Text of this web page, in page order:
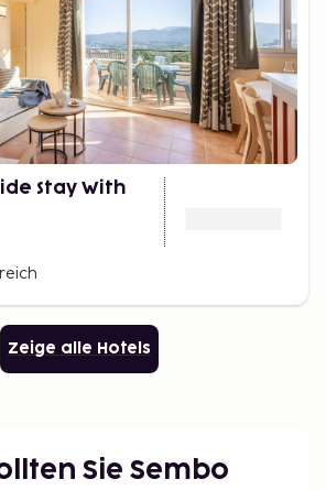
Stay With
Zeige alle Hotels
Sie Sembo